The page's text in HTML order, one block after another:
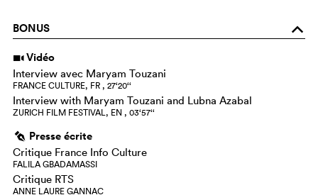
BONUS o
i Vidéo
Interview avec Maryam Touzani
FRANCE CULTURE, FR , 27‘20‘‘
Interview with Maryam Touzani and Lubna Azabal
ZURICH FILM FESTIVAL, EN , 03‘57‘‘
g Presse écrite
Critique France Info Culture
FALILA GBADAMASSI
Critique RTS
ANNE LAURE GANNAC